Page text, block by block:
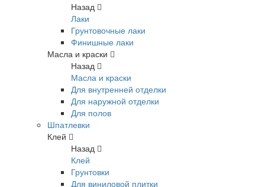
Назад
Лаки
Грунтовочные лаки
Финишные лаки
Масла и краски
Назад
Масла и краски
Для внутренней отделки
Для наружной отделки
Для полов
Шпатлевки
Клей
Назад
Клей
Грунтовки
Для виниловой плитки